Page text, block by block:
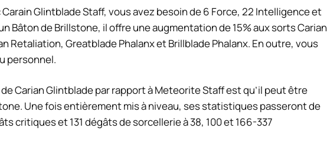
Glintblade Staff, vous avez besoin de 6 Force, 22 Intelligence et
Bâton de Brillstone, il offre une augmentation de 15% aux sorts Carian
Retaliation, Greatblade Phalanx et Brillblade Phalanx. En outre, vous
personnel.
Carian Glintblade par rapport à Meteorite Staff est qu’il peut être
Une fois entièrement mis à niveau, ses statistiques passeront de
critiques et 131 dégâts de sorcellerie à 38, 100 et 166-337